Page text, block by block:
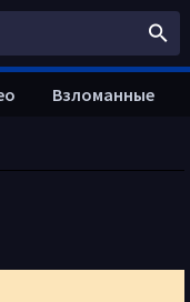
Взломанные